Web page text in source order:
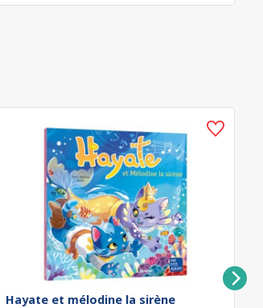
Hayate et mélodine la sirène